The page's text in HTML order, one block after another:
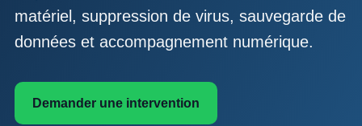
matériel, suppression de virus, sauvegarde de
données et accompagnement numérique.
Demander une intervention